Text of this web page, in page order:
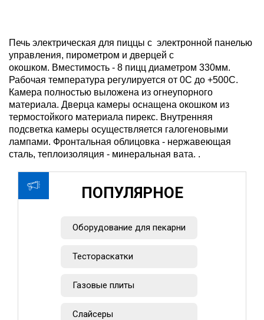
Печь электрическая для пиццы c электронной панелью
управления, пирометром и дверцей с
окошком. Вместимость - 8 пицц диаметром 330мм.
Рабочая температура регулируется от 0С до +500С.
Камера полностью выложена из огнеупорного
материала. Дверца камеры оснащена окошком из
термостойкого материала пирекс. Внутренняя
подсветка камеры осуществляется галогеновыми
лампами. Фронтальная облицовка - нержавеющая
сталь, теплоизоляция - минеральная вата. .
ПОПУЛЯРНОЕ
Оборудование для пекарни
Тестораскатки
Газовые плиты
Слайсеры